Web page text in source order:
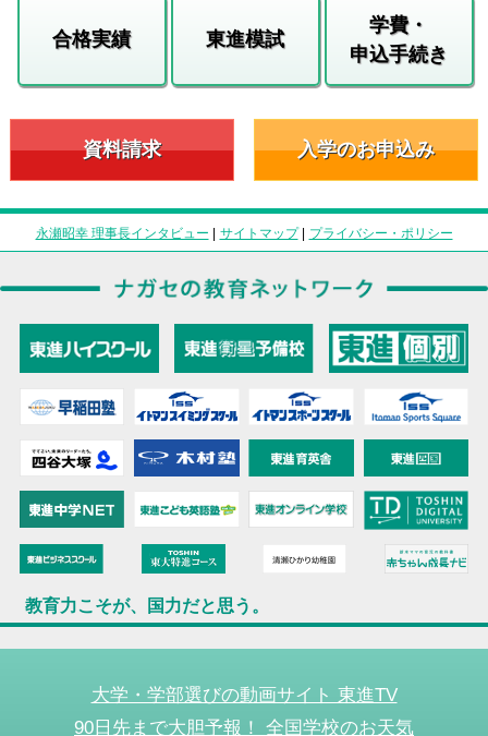
合格実績 東進模試
学費・
申込手続き
資料請求 入学のお申込み
永瀬昭幸 理事長インタビュー | サイトマップ| プライバシー・ポリシー
教育力こそが、国力だと思う。
大学・学部選びの動画サイト 東進TV
90日先まで大胆予報！ 全国学校のお天気